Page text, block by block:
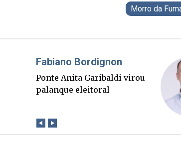
Morro da
Misael Elias
O Boato corre mais rápido
que a verdade. Mas quem